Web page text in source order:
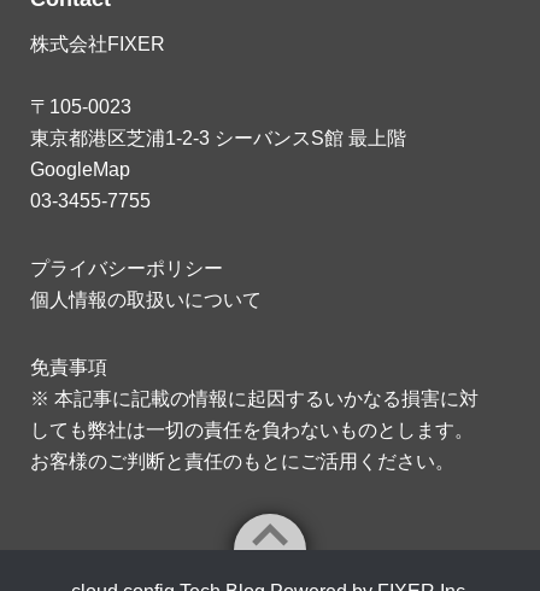
株式会社FIXER
〒105-0023
東京都港区芝浦1-2-3 シーバンスS館 最上階
GoogleMap
03-3455-7755
プライバシーポリシー
個人情報の取扱いについて
免責事項
※ 本記事に記載の情報に起因するいかなる損害に対
しても弊社は一切の責任を負わないものとします。
お客様のご判断と責任のもとにご活用ください。